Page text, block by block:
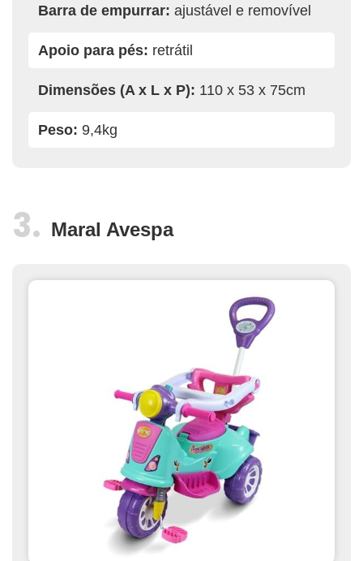
Barra de empurrar: ajustável e removível
Apoio para pés: retrátil
Dimensões (A x L x P): 110 x 53 x 75cm
Peso: 9,4kg
Maral Avespa